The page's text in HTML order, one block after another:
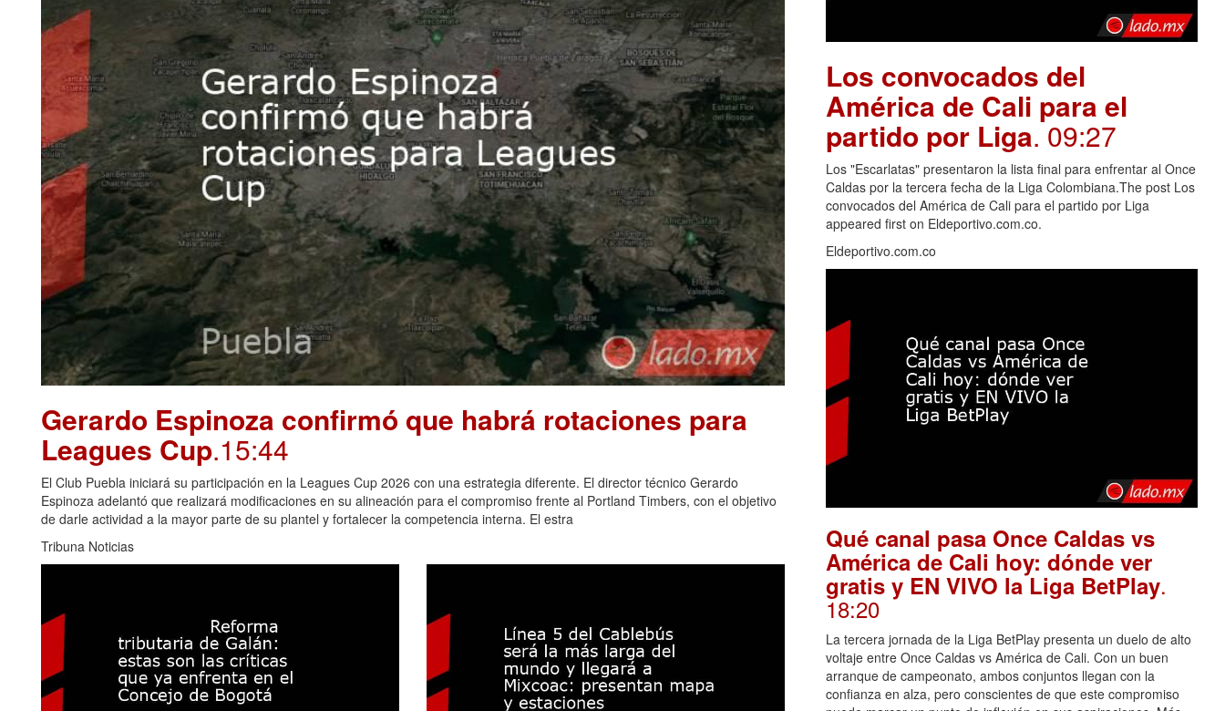
Gerardo Espinoza confirmó que habrá rotaciones para
Leagues Cup.15:44
El Club Puebla iniciará su participación en la Leagues Cup 2026 con una estrategia diferente. El director técnico Gerardo
Espinoza adelantó que realizará modificaciones en su alineación para el compromiso frente al Portland Timbers, con el objetivo
de darle actividad a la mayor parte de su plantel y fortalecer la competencia interna. El estra
Tribuna Noticias
Los convocados del
América de Cali para el
partido por Liga. 09:27
Los "Escarlatas" presentaron la lista final para enfrentar al Once
Caldas por la tercera fecha de la Liga Colombiana.The post Los
convocados del América de Cali para el partido por Liga
appeared first on Eldeportivo.com.co.
Eldeportivo.com.co
Qué canal pasa Once Caldas vs
América de Cali hoy: dónde ver
gratis y EN VIVO la Liga BetPlay.
18:20
La tercera jornada de la Liga BetPlay presenta un duelo de alto
voltaje entre Once Caldas vs América de Cali. Con un buen
arranque de campeonato, ambos conjuntos llegan con la
confianza en alza, pero conscientes de que este compromiso